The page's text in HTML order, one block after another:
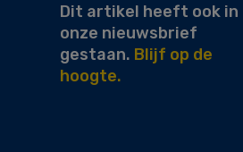
Dit artikel heeft ook in
onze nieuwsbrief
gestaan. Blijf op de
hoogte.